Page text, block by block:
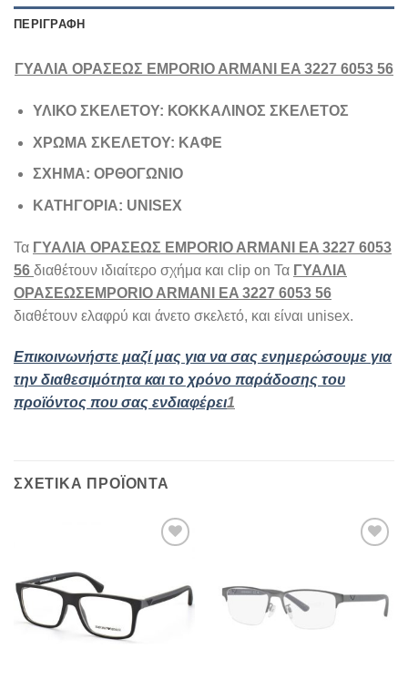
ΠΕΡΙΓΡΑΦΉ
ΓΥΑΛΙΑ ΟΡΑΣΕΩΣ EMPORIO ARMANI EA 3227 6053 56
ΥΛΙΚΟ ΣΚΕΛΕΤΟΥ: ΚΟΚΚΑΛΙΝΟΣ ΣΚΕΛΕΤΟΣ
ΧΡΩΜΑ ΣΚΕΛΕΤΟΥ: ΚΑΦΕ
ΣΧΗΜΑ: ΟΡΘΟΓΩΝΙΟ
ΚΑΤΗΓΟΡΙΑ: UNISEX
Τα ΓΥΑΛΙΑ ΟΡΑΣΕΩΣ EMPORIO ARMANI EA 3227 6053
56 διαθέτουν ιδιαίτερο σχήμα και clip on Τα ΓΥΑΛΙΑ
ΟΡΑΣΕΩΣEMPORIO ARMANI EA 3227 6053 56
διαθέτουν ελαφρύ και άνετο σκελετό, και είναι unisex.
Επικοινωνήστε μαζί μας για να σας ενημερώσουμε για
την διαθεσιμότητα και το χρόνο παράδοσης του
προϊόντος που σας ενδιαφέρει1
ΣΧΕΤΙΚΆ ΠΡΟΪΌΝΤΑ